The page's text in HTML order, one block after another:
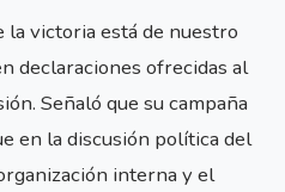
la victoria está de nuestro
declaraciones ofrecidas al
Señaló que su campaña
en la discusión política del
interna y el